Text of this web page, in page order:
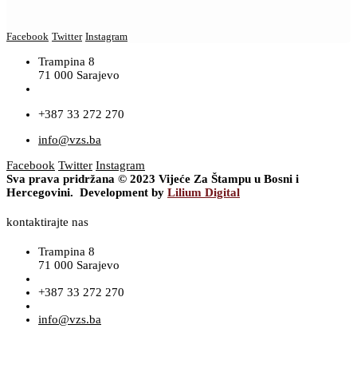
Facebook Twitter Instagram
Trampina 8
71 000 Sarajevo
+387 33 272 270
info@vzs.ba
Facebook Twitter Instagram
Sva prava pridržana © 2023 Vijeće Za Štampu u Bosni i
Hercegovini. Development by Lilium Digital
kontaktirajte nas
Trampina 8
71 000 Sarajevo
+387 33 272 270
info@vzs.ba